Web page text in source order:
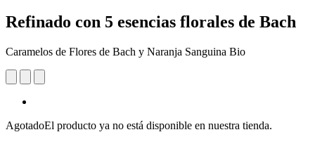
Refinado con 5 esencias florales de Bach
Caramelos de Flores de Bach y Naranja Sanguina Bio
AgotadoEl producto ya no está disponible en nuestra tienda.